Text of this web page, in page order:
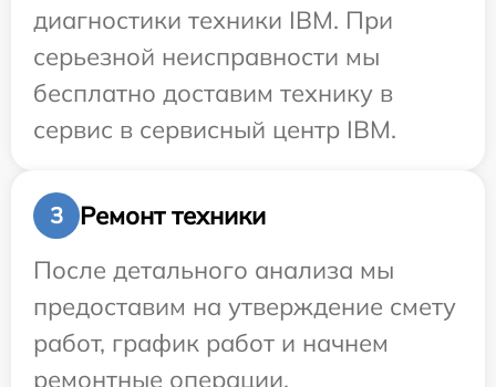
диагностики техники IBM. При
серьезной неисправности мы
бесплатно доставим технику в
сервис в сервисный центр IBM.
3
Ремонт техники
После детального анализа мы
предоставим на утверждение смету
работ, график работ и начнем
ремонтные операции.